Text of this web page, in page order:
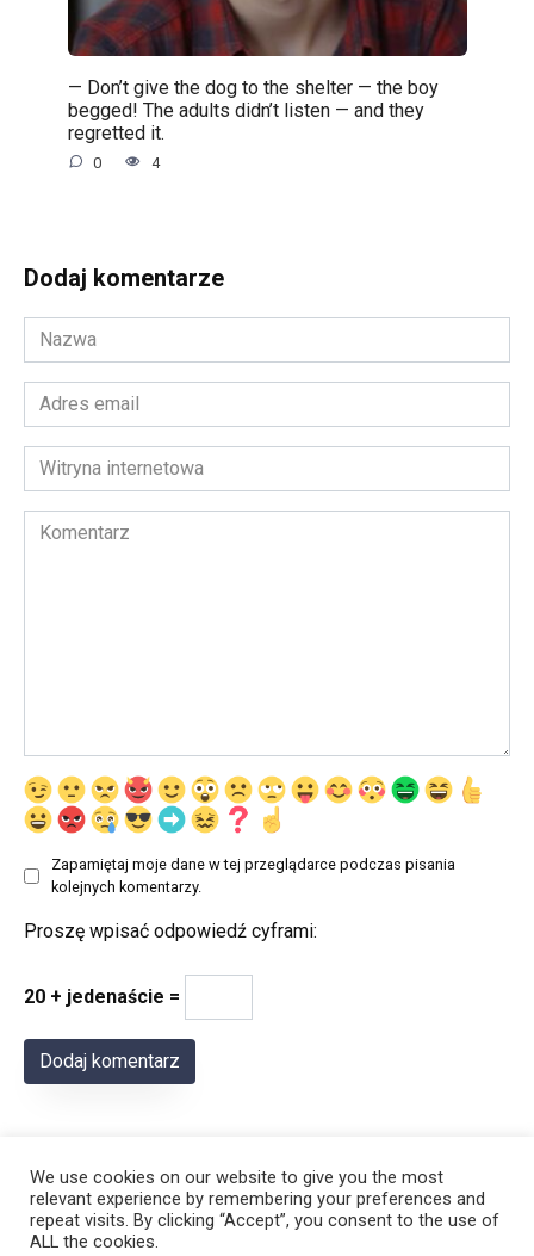
— Don’t give the dog to the shelter — the boy
begged! The adults didn’t listen — and they
regretted it.
0 4
Dodaj komentarze
Nazwa
*
Adres
email
*Witryna
internetowa
Komentarz
Zapamiętaj moje dane w tej przeglądarce podczas pisania
kolejnych komentarzy.
Proszę wpisać odpowiedź cyframi:
20 + jedenaście =
We use cookies on our website to give you the most
relevant experience by remembering your preferences and
repeat visits. By clicking “Accept”, you consent to the use of
ALL the cookies.